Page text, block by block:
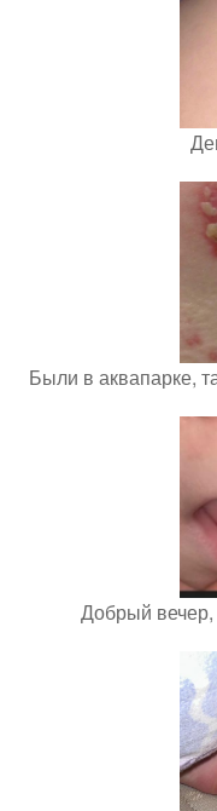
Были в аквапарке,
Добрый вечер,